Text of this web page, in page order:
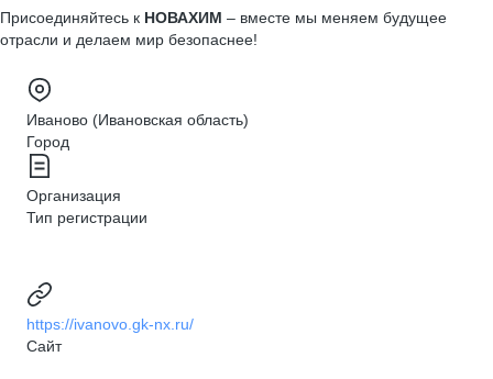
Присоединяйтесь к НОВАХИМ – вместе мы меняем будущее
отрасли и делаем мир безопаснее!
Иваново (Ивановская область)
Город
Организация
Тип регистрации
https://ivanovo.gk-nx.ru/
Сайт